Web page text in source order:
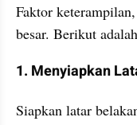
Faktor
besar. Berikut adalah
1. Menyiapkan
Siapkan latar